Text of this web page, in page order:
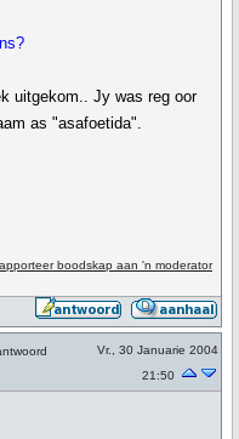
uitgekom.. Jy was reg oor
as "asafoetida".
boodskap aan 'n moderator
Vr., 30 Januarie 2004
21:50